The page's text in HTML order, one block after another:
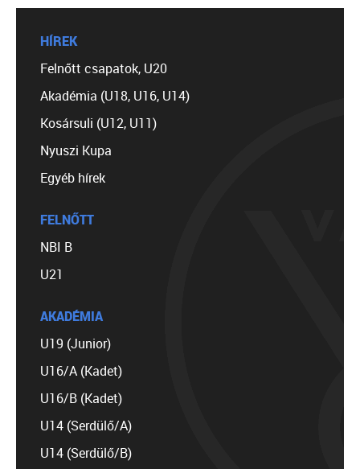
HÍREK
Felnőtt csapatok, U20
Akadémia (U18, U16, U14)
Kosársuli (U12, U11)
Nyuszi Kupa
Egyéb hírek
FELNŐTT
NBI B
U21
AKADÉMIA
U19 (Junior)
U16/A (Kadet)
U16/B (Kadet)
U14 (Serdülő/A)
U14 (Serdülő/B)